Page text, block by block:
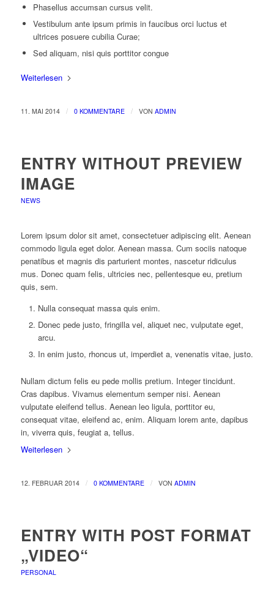
Phasellus accumsan cursus velit.
Vestibulum ante ipsum primis in faucibus orci luctus et
ultrices posuere cubilia Curae;
Sed aliquam, nisi quis porttitor congue
Weiterlesen
11. MAI 2014 / 0 KOMMENTARE / VON ADMIN
ENTRY WITHOUT PREVIEW
IMAGE
NEWS
Lorem ipsum dolor sit amet, consectetuer adipiscing elit. Aenean
commodo ligula eget dolor. Aenean massa. Cum sociis natoque
penatibus et magnis dis parturient montes, nascetur ridiculus
mus. Donec quam felis, ultricies nec, pellentesque eu, pretium
quis, sem.
Nulla consequat massa quis enim.
Donec pede justo, fringilla vel, aliquet nec, vulputate eget,
arcu.
In enim justo, rhoncus ut, imperdiet a, venenatis vitae, justo.
Nullam dictum felis eu pede mollis pretium. Integer tincidunt.
Cras dapibus. Vivamus elementum semper nisi. Aenean
vulputate eleifend tellus. Aenean leo ligula, porttitor eu,
consequat vitae, eleifend ac, enim. Aliquam lorem ante, dapibus
in, viverra quis, feugiat a, tellus.
Weiterlesen
12. FEBRUAR 2014 / 0 KOMMENTARE / VON ADMIN
ENTRY WITH POST FORMAT
„VIDEO“
PERSONAL